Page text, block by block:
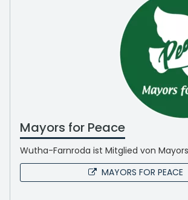
Mayors for Peace
Wutha-Farnroda ist Mitglied von
MAYORS FOR PEACE